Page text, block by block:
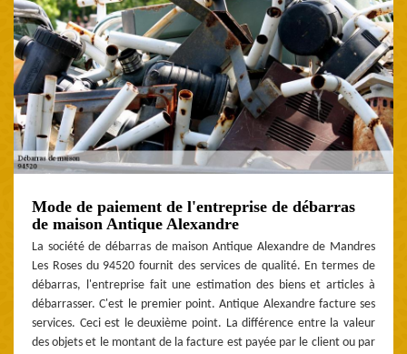
Mode de paiement de l'entreprise de débarras
de maison Antique Alexandre
La société de débarras de maison Antique Alexandre de Mandres
Les Roses du 94520 fournit des services de qualité. En termes de
débarras, l'entreprise fait une estimation des biens et articles à
débarrasser. C'est le premier point. Antique Alexandre facture ses
services. Ceci est le deuxième point. La différence entre la valeur
des objets et le montant de la facture est payée par le client ou par